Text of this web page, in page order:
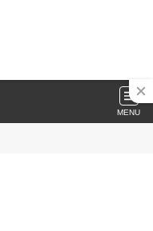
MENU